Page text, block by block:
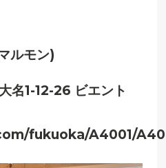
ルモン)
名1-12-26 ビエント
fukuoka/A4001/